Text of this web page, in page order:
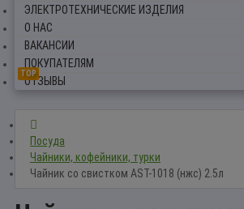
ЭЛЕКТРОТЕХНИЧЕСКИЕ ИЗДЕЛИЯ
О НАС
ВАКАНСИИ
ПОКУПАТЕЛЯМ
TOP
ОТЗЫВЫ
Посуда
Чайники, кофейники, турки
Чайник со свистком AST-1018 (нжс) 2.5л